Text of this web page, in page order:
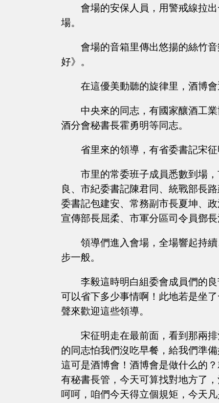
會場的安保人員，用警戒線拉
場。
會場的音箱里傳出悠揚的絲竹
好》。
在這優美動聽的旋律里，酒博
中央來的同志，有國家釀酒工
酒分會秘書長霍勇明等同志。
省里來的領導，有省委書記宋
市里的常委班子成員悉數到場
良、市紀委書記陳君同、統戰部長
委書記包建安、常務副市長夏坤、
宣傳部長屈柔、市軍分區司令員鄧
領導們進入會場，全場響起持
步一般。
李毅這時明白組委會成員們的
可以省下多少事情啊！此地若是坐
聲來歡迎這些領導。
宋征明走在最前面，看到那兩
的同志怕我們沒吃早餐，給我們準
這可是酒博會！酒博會是做什么的
有秘書長管，今天可算找對地方了
呵呵，咱們今天得立個規矩，今天